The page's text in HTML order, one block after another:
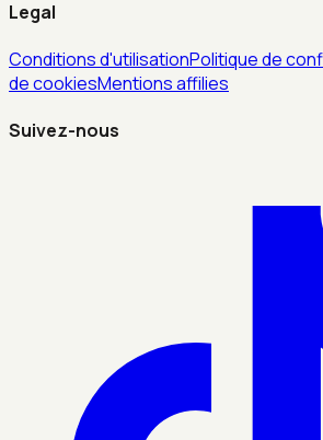
Legal
Conditions d'utilisationPolitique de
de cookiesMentions affilies
Suivez-nous